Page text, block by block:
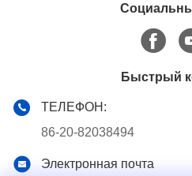
Быстрый
ТЕЛЕФОН:
86-20-82038494
Электронная почта